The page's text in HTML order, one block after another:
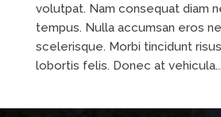
volutpat. Nam consequat diam
tempus. Nulla accumsan eros
scelerisque. Morbi tincidunt
lobortis felis. Donec at vehicula...